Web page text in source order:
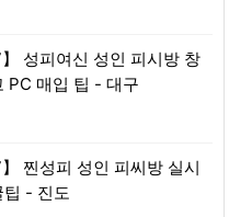
성피여신 성인 피시방 창
PC 매입 팁 - 대구
찐성피 성인 피씨방 실시
- 진도